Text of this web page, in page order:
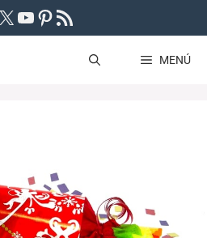
X YouTube
Pinterest
Feed RSS
MENÚ